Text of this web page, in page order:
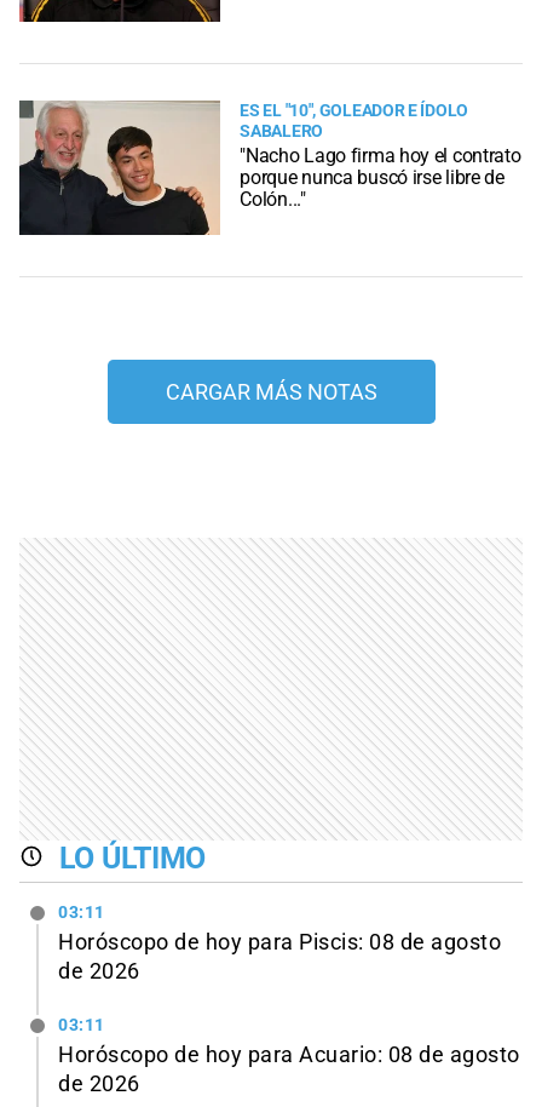
ES EL "10", GOLEADOR E ÍDOLO
SABALERO
"Nacho Lago firma hoy el contrato
porque nunca buscó irse libre de
Colón..."
CARGAR MÁS NOTAS
LO ÚLTIMO
03:11
Horóscopo de hoy para Piscis: 08 de agosto
de 2026
03:11
Horóscopo de hoy para Acuario: 08 de agosto
de 2026